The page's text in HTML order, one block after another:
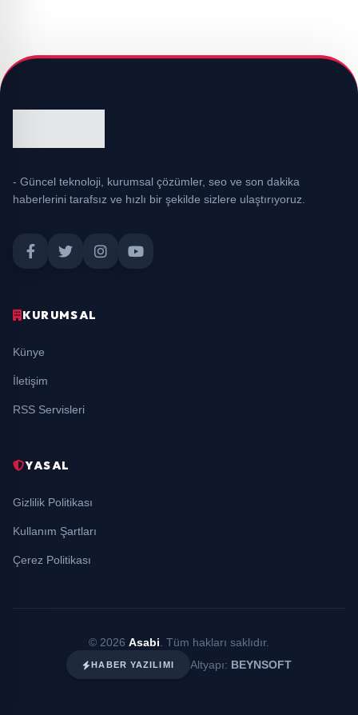
- Güncel teknoloji, kurumsal çözümler, seo ve son dakika
haberlerini tarafsız ve hızlı bir şekilde sizlere ulaştırıyoruz.
KURUMSAL
Künye
İletişim
RSS Servisleri
YASAL
Gizlilik Politikası
Kullanım Şartları
Çerez Politikası
© 2026 Asabi . Tüm hakları saklıdır.
HABER YAZILIMI Altyapı: BEYNSOFT